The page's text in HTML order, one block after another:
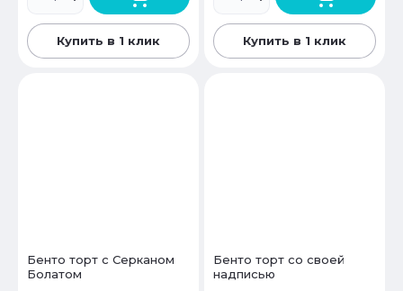
Купить в 1 клик Купить в 1 клик
Бенто торт с Серканом
Болатом
Бенто торт со своей
надписью